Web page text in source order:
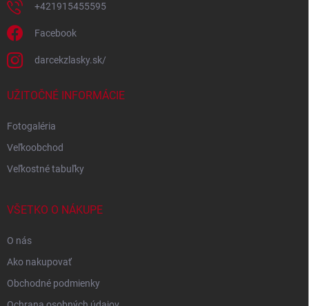
+421915455595
Facebook
darcekzlasky.sk/
UŽITOČNÉ INFORMÁCIE
Fotogaléria
Veľkoobchod
Veľkostné tabuľky
VŠETKO O NÁKUPE
O nás
Ako nakupovať
Obchodné podmienky